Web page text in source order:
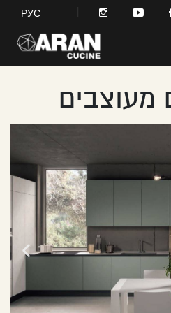
РУС
מעוצבים